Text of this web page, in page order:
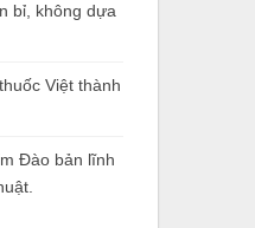
bỉ, không dựa
Việt thành
Đào bản lĩnh